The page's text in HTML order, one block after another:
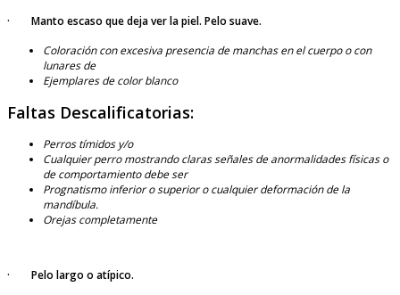
· Manto escaso que deja ver la piel. Pelo suave.
Coloración con excesiva presencia de manchas en el cuerpo o con
lunares de
Ejemplares de color blanco
Faltas Descalificatorias:
Perros tímidos y/o
Cualquier perro mostrando claras señales de anormalidades físicas o
de comportamiento debe ser
Prognatismo inferior o superior o cualquier deformación de la
mandíbula.
Orejas completamente
· Pelo largo o atípico.